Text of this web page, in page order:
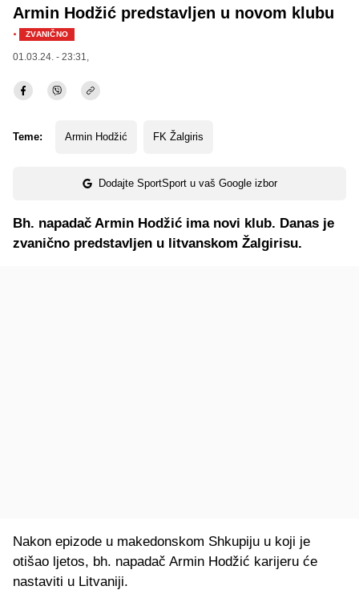
Armin Hodžić predstavljen u novom klubu
· ZVANIČNO
01.03.24. - 23:31,
Teme: Armin Hodžić FK Žalgiris
Dodajte SportSport u vaš Google izbor
Bh. napadač Armin Hodžić ima novi klub. Danas je
zvanično predstavljen u litvanskom Žalgirisu.
Nakon epizode u makedonskom Shkupiju u koji je
otišao ljetos, bh. napadač Armin Hodžić karijeru će
nastaviti u Litvaniji.